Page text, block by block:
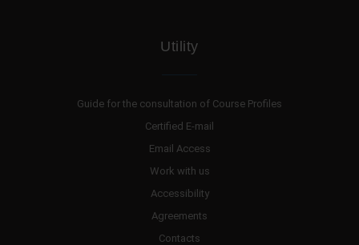
Utility
Guide for the consultation of Course Profiles
Certified E-mail
Email Access
Work with us
Accessibility
Agreements
Contacts